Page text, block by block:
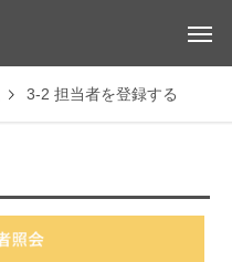
3-2 担当者を登録する